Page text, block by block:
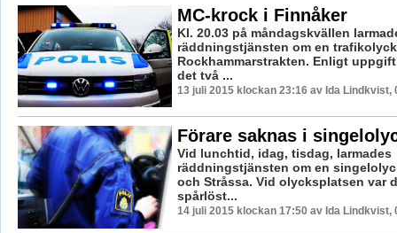
MC-krock i Finnåker
Kl. 20.03 på måndagskvällen
räddningstjänsten om en
Rockhammarstrakten. Enligt
det två ...
13 juli 2015 klockan 23:16 av Ida Lindkvist,
Förare saknas i
Vid lunchtid, idag, tisdag, larmades
räddningstjänsten om en
och Stråssa. Vid olycksplatsen var
spårlöst...
14 juli 2015 klockan 17:50 av Ida Lindkvist,